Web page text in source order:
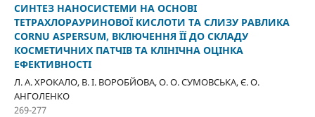
СИНТЕЗ НАНОСИСТЕМИ НА ОСНОВІ
ТЕТРАХЛОРАУРИНОВОЇ КИСЛОТИ ТА СЛИЗУ РАВЛИКА
CORNU ASPERSUM, ВКЛЮЧЕННЯ ЇЇ ДО СКЛАДУ
КОСМЕТИЧНИХ ПАТЧІВ ТА КЛІНІЧНА ОЦІНКА
ЕФЕКТИВНОСТІ
Л. А. ХРОКАЛО, В. І. ВОРОБЙОВА, О. О. СУМОВСЬКА, Є. О.
АНГОЛЕНКО
269-277